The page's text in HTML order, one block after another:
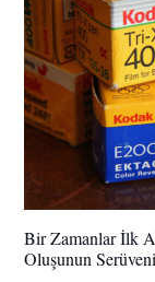
Bir Zamanlar İlk
Oluşunun Serüveni